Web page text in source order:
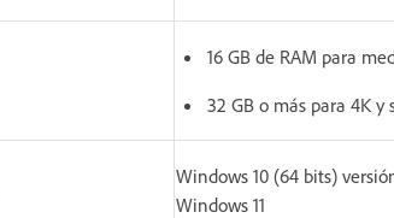
16 GB de RAM para
32 GB o más para 4K y
Windows 10 (64 bits)
Windows 11